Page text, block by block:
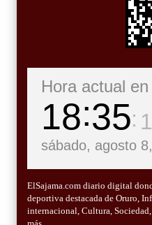
Hora actual
18 35
sábado, agosto
ElSajama.com diario digital
deportiva destacada de Oruro,
internacional, Cultura,